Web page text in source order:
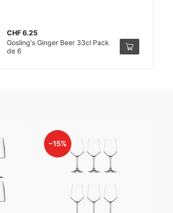
CHF 6.25
Gosling's Ginger Beer 33cl Pack
de 6
–15%